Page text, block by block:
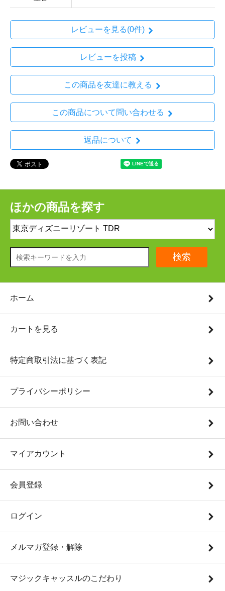
レビューを見る(0件)
レビューを投稿
この商品を友達に教える
この商品について問い合わせる
返品について
ほかの商品を探す
検索
ホーム
カートを見る
特定商取引法に基づく表記
プライバシーポリシー
お問い合わせ
マイアカウント
会員登録
ログイン
メルマガ登録・解除
マジックキャッスルのこだわり